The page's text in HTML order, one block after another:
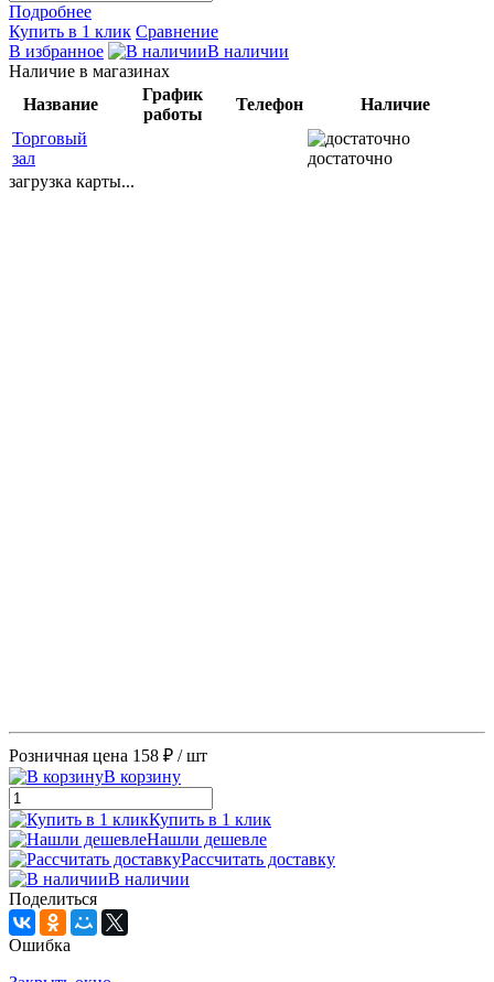
Подробнее
Купить в 1 клик Сравнение
В избранное
В наличии
Наличие в магазинах
Название
График
работы
Телефон
Наличие
Торговый
зал
достаточно
загрузка карты...
Розничная цена 158 ₽ / шт
В корзину
Купить в 1 клик
Нашли дешевле
Рассчитать доставку
В наличии
Поделиться
Ошибка